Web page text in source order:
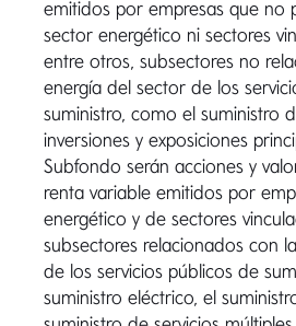
emitidos por empresas que no
sector energético ni sectores
entre otros, subsectores no
energía del sector de los
suministro, como el suministro
inversiones y exposiciones
Subfondo serán acciones y
renta variable emitidos por
energético y de sectores
subsectores relacionados con
de los servicios públicos de
suministro eléctrico, el